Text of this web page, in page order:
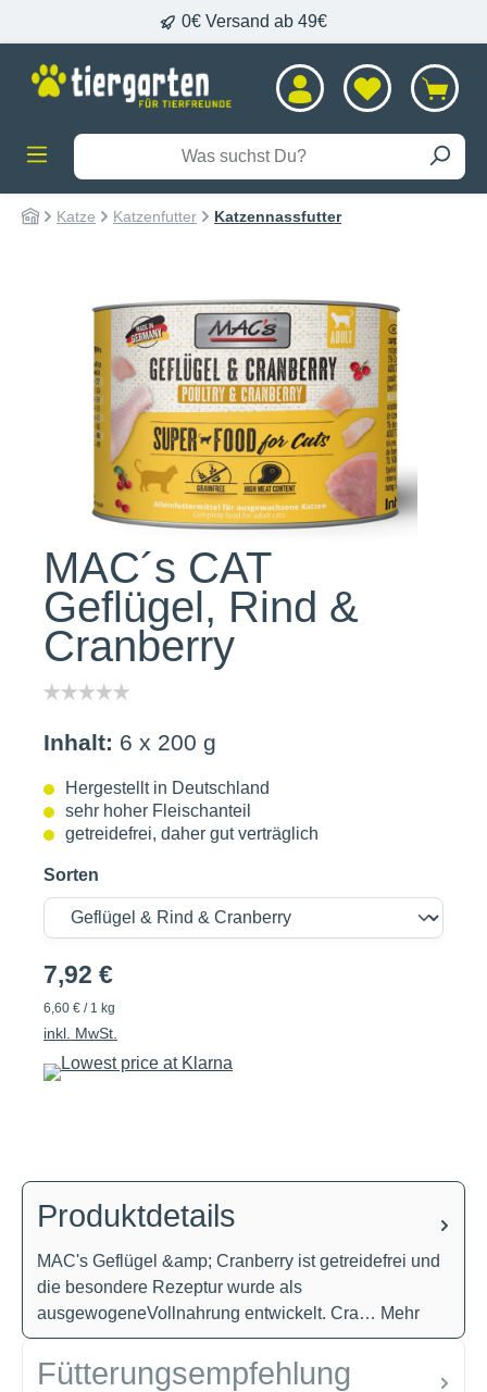
0€ Versand ab 49€
Katze Katzenfutter Katzennassfutter
Bildergalerie überspringen
MAC´s CAT
Geflügel, Rind &
Cranberry
Inhalt: 6 x 200 g
Hergestellt in Deutschland
sehr hoher Fleischanteil
getreidefrei, daher gut verträglich
Sorten
7,92 €
6,60 € / 1 kg
inkl. MwSt.
Produktdetails
MAC's Geflügel &amp; Cranberry ist getreidefrei und
die besondere Rezeptur wurde als
ausgewogeneVollnahrung entwickelt. Cra… Mehr
Fütterungsempfehlung